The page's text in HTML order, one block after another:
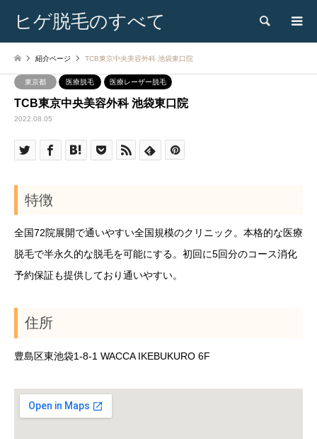
ヒゲ脱毛のすべて 検索
紹介ページ TCB東京中央美容外科 池袋東口院
東京都 医療脱毛 医療レーザー脱毛
TCB東京中央美容外科 池袋東口院
2022.08.05
特徴
全国72院展開で通いやすい全国規模のクリニック。本格的な医療
脱毛で半永久的な脱毛を可能にする。初回に5回分のコース消化
予約保証も提供しており通いやすい。
住所
豊島区東池袋1-8-1 WACCA IKEBUKURO 6F